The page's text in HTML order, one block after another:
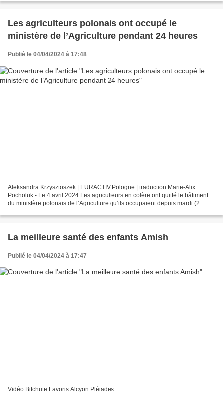
Les agriculteurs polonais ont occupé le
ministère de l’Agriculture pendant 24 heures
Publié le 04/04/2024 à 17:48
Aleksandra Krzysztoszek | EURACTIV Pologne | traduction Marie-Alix
Pocholuk - Le 4 avril 2024 Les agriculteurs en colère ont quitté le bâtiment
du ministère polonais de l’Agriculture qu’ils occupaient depuis mardi (2
La meilleure santé des enfants Amish
Publié le 04/04/2024 à 17:47
Vidéo Bitchute Favoris Alcyon Pléiades